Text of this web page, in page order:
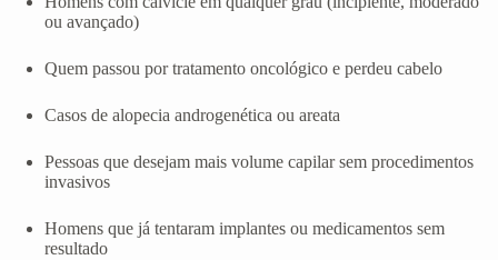
ou avançado)
Quem passou por tratamento oncológico e perdeu cabelo
Casos de alopecia androgenética ou areata
Pessoas que desejam mais volume capilar sem procedimentos
invasivos
Homens que já tentaram implantes ou medicamentos sem
resultado